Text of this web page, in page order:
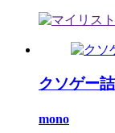
クソゲー
mono